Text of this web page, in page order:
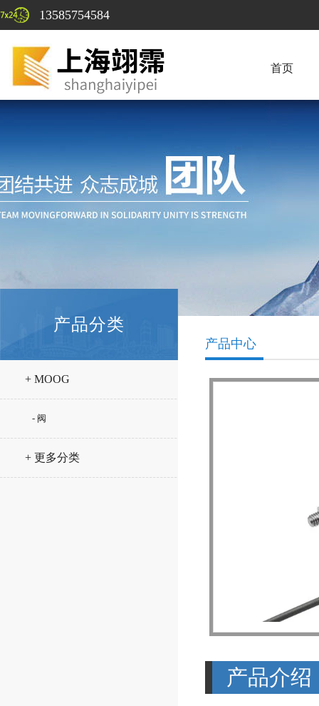
13585754584
首页
产品分类
+ MOOG
- 阀
+ 更多分类
产品中心
产品介绍